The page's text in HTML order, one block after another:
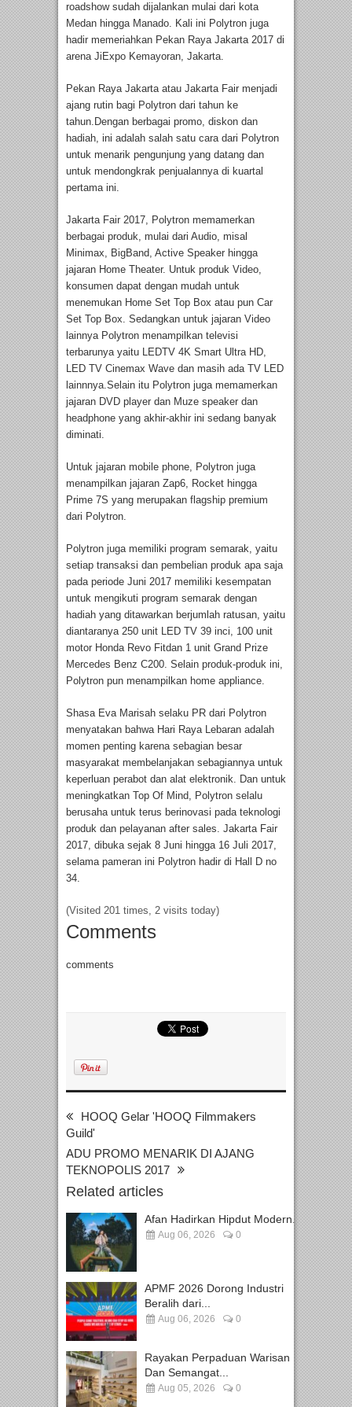
roadshow sudah dijalankan mulai dari kota
Medan hingga Manado. Kali ini Polytron juga
hadir memeriahkan Pekan Raya Jakarta 2017 di
arena JiExpo Kemayoran, Jakarta.
Pekan Raya Jakarta atau Jakarta Fair menjadi
ajang rutin bagi Polytron dari tahun ke
tahun.Dengan berbagai promo, diskon dan
hadiah, ini adalah salah satu cara dari Polytron
untuk menarik pengunjung yang datang dan
untuk mendongkrak penjualannya di kuartal
pertama ini.
Jakarta Fair 2017, Polytron memamerkan
berbagai produk, mulai dari Audio, misal
Minimax, BigBand, Active Speaker hingga
jajaran Home Theater. Untuk produk Video,
konsumen dapat dengan mudah untuk
menemukan Home Set Top Box atau pun Car
Set Top Box. Sedangkan untuk jajaran Video
lainnya Polytron menampilkan televisi
terbarunya yaitu LEDTV 4K Smart Ultra HD,
LED TV Cinemax Wave dan masih ada TV LED
lainnnya.Selain itu Polytron juga memamerkan
jajaran DVD player dan Muze speaker dan
headphone yang akhir-akhir ini sedang banyak
diminati.
Untuk jajaran mobile phone, Polytron juga
menampilkan jajaran Zap6, Rocket hingga
Prime 7S yang merupakan flagship premium
dari Polytron.
Polytron juga memiliki program semarak, yaitu
setiap transaksi dan pembelian produk apa saja
pada periode Juni 2017 memiliki kesempatan
untuk mengikuti program semarak dengan
hadiah yang ditawarkan berjumlah ratusan, yaitu
diantaranya 250 unit LED TV 39 inci, 100 unit
motor Honda Revo Fitdan 1 unit Grand Prize
Mercedes Benz C200. Selain produk-produk ini,
Polytron pun menampilkan home appliance.
Shasa Eva Marisah selaku PR dari Polytron
menyatakan bahwa Hari Raya Lebaran adalah
momen penting karena sebagian besar
masyarakat membelanjakan sebagiannya untuk
keperluan perabot dan alat elektronik. Dan untuk
meningkatkan Top Of Mind, Polytron selalu
berusaha untuk terus berinovasi pada teknologi
produk dan pelayanan after sales. Jakarta Fair
2017, dibuka sejak 8 Juni hingga 16 Juli 2017,
selama pameran ini Polytron hadir di Hall D no
34.
(Visited 201 times, 2 visits today)
Comments
comments
HOOQ Gelar 'HOOQ Filmmakers
Guild'
ADU PROMO MENARIK DI AJANG
TEKNOPOLIS 2017
Related articles
Afan Hadirkan Hipdut Modern...
Aug 06, 2026 0
APMF 2026 Dorong Industri
Beralih dari...
Aug 06, 2026 0
Rayakan Perpaduan Warisan
Dan Semangat...
Aug 05, 2026 0